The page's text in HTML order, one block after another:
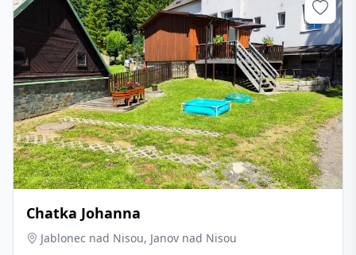
Chatka Johanna
Jablonec nad Nisou, Janov nad Nisou